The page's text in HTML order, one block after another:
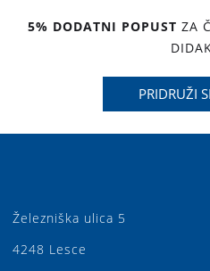
5% DODATNI POPUST ZA
PRIDRUŽI
Železniška ulica 5
4248 Lesce